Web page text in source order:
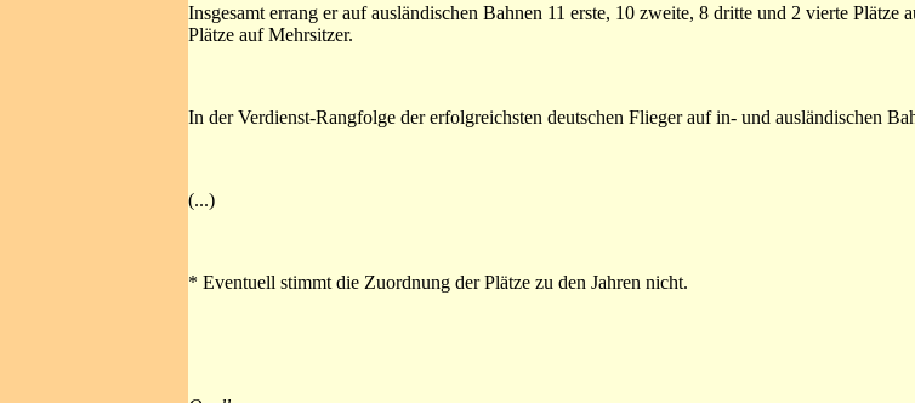
Insgesamt errang er auf ausländischen Bahnen 11 erste, 10 zweite, 8 dritte und 2 vierte
Plätze auf Mehrsitzer.
In der Verdienst-Rangfolge der erfolgreichsten deutschen Flieger auf in- und ausländischen
(...)
* Eventuell stimmt die Zuordnung der Plätze zu den Jahren nicht.